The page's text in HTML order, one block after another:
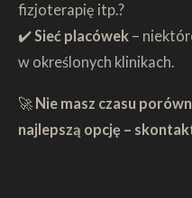
fizjoterapię itp.?
✔️Sieć placówek –
w określonych klinikach.
🚀Nie masz czasu
najlepszą opcję –